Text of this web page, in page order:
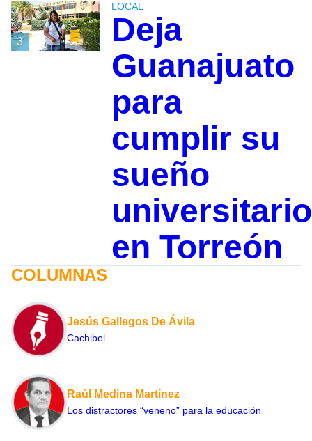
3
LOCAL
Deja
Guanajuato
para
cumplir su
sueño
universitario
en Torreón
COLUMNAS
Jesús Gallegos De Ávila
Cachibol
Raúl Medina Martínez
Los distractores “veneno” para la educación